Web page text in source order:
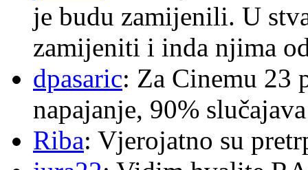
je budu zamijenili. U
zamijeniti i inda njima
dpasaric: Za Cinemu 23
napajanje, 90%
Riba: Vjerojatno su